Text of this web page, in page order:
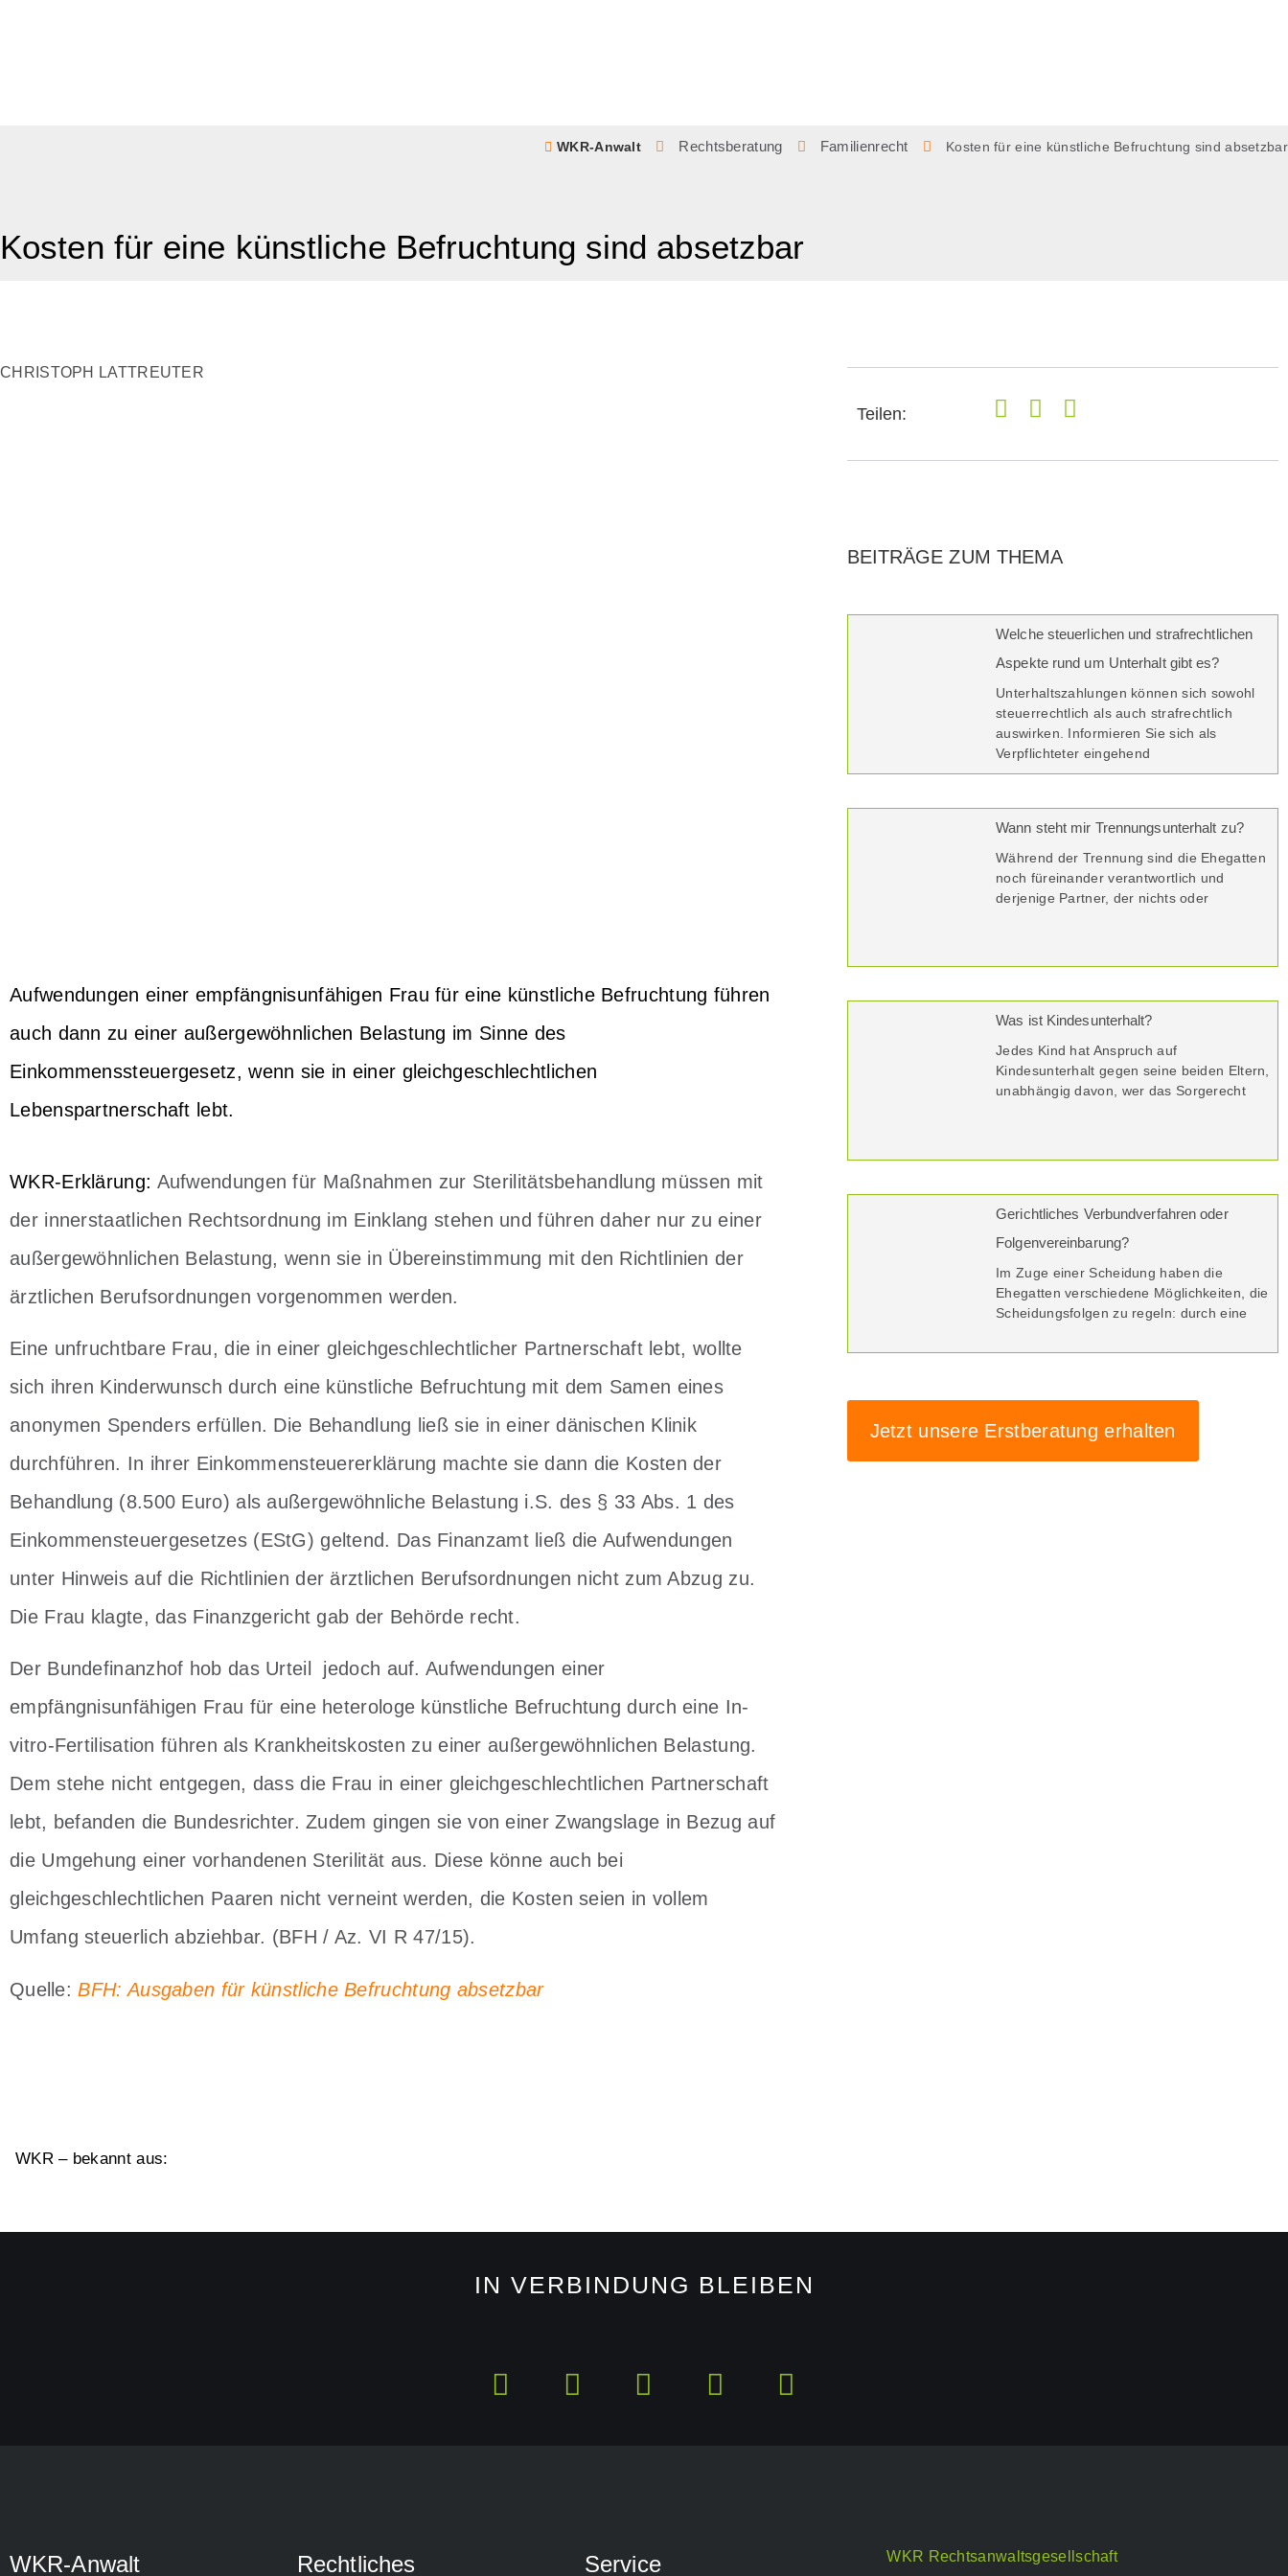
WKR-Anwalt Rechtsberatung Familienrecht Kosten für eine künstliche Befruchtung sind absetzbar
Kosten für eine künstliche Befruchtung sind absetzbar
CHRISTOPH LATTREUTER
Aufwendungen einer empfängnisunfähigen Frau für eine künstliche Befruchtung führen
auch dann zu einer außergewöhnlichen Belastung im Sinne des
Einkommenssteuergesetz, wenn sie in einer gleichgeschlechtlichen
Lebenspartnerschaft lebt.
WKR-Erklärung: Aufwendungen für Maßnahmen zur Sterilitätsbehandlung müssen mit
der innerstaatlichen Rechtsordnung im Einklang stehen und führen daher nur zu einer
außergewöhnlichen Belastung, wenn sie in Übereinstimmung mit den Richtlinien der
ärztlichen Berufsordnungen vorgenommen werden.
Eine unfruchtbare Frau, die in einer gleichgeschlechtlicher Partnerschaft lebt, wollte
sich ihren Kinderwunsch durch eine künstliche Befruchtung mit dem Samen eines
anonymen Spenders erfüllen. Die Behandlung ließ sie in einer dänischen Klinik
durchführen. In ihrer Einkommensteuererklärung machte sie dann die Kosten der
Behandlung (8.500 Euro) als außergewöhnliche Belastung i.S. des § 33 Abs. 1 des
Einkommensteuergesetzes (EStG) geltend. Das Finanzamt ließ die Aufwendungen
unter Hinweis auf die Richtlinien der ärztlichen Berufsordnungen nicht zum Abzug zu.
Die Frau klagte, das Finanzgericht gab der Behörde recht.
Der Bundefinanzhof hob das Urteil jedoch auf. Aufwendungen einer
empfängnisunfähigen Frau für eine heterologe künstliche Befruchtung durch eine In-
vitro-Fertilisation führen als Krankheitskosten zu einer außergewöhnlichen Belastung.
Dem stehe nicht entgegen, dass die Frau in einer gleichgeschlechtlichen Partnerschaft
lebt, befanden die Bundesrichter. Zudem gingen sie von einer Zwangslage in Bezug auf
die Umgehung einer vorhandenen Sterilität aus. Diese könne auch bei
gleichgeschlechtlichen Paaren nicht verneint werden, die Kosten seien in vollem
Umfang steuerlich abziehbar. (BFH / Az. VI R 47/15).
Quelle:BFH: Ausgaben für künstliche Befruchtung absetzbar
Teilen:
BEITRÄGE ZUM THEMA
Welche steuerlichen und strafrechtlichen
Aspekte rund um Unterhalt gibt es?
Unterhaltszahlungen können sich sowohl
steuerrechtlich als auch strafrechtlich
auswirken. Informieren Sie sich als
Verpflichteter eingehend
Wann steht mir Trennungsunterhalt zu?
Während der Trennung sind die Ehegatten
noch füreinander verantwortlich und
derjenige Partner, der nichts oder
Was ist Kindesunterhalt?
Jedes Kind hat Anspruch auf
Kindesunterhalt gegen seine beiden Eltern,
unabhängig davon, wer das Sorgerecht
Gerichtliches Verbundverfahren oder
Folgenvereinbarung?
Im Zuge einer Scheidung haben die
Ehegatten verschiedene Möglichkeiten, die
Scheidungsfolgen zu regeln: durch eine
Jetzt unsere Erstberatung erhalten
WKR – bekannt aus:
IN VERBINDUNG BLEIBEN
WKR-Anwalt Rechtliches Service WKR Rechtsanwaltsgesellschaft